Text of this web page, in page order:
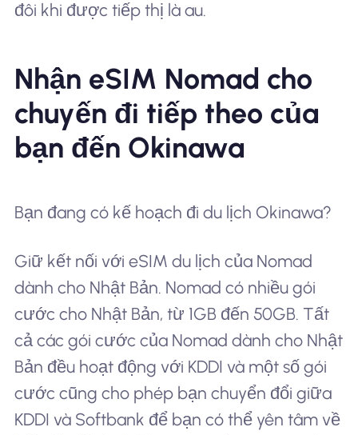
đôi khi được tiếp thị là au.
Nhận eSIM Nomad cho
chuyến đi tiếp theo của
bạn đến Okinawa
Bạn đang có kế hoạch đi du lịch Okinawa?
Giữ kết nối với eSIM du lịch của Nomad
dành cho Nhật Bản. Nomad có nhiều gói
cước cho Nhật Bản, từ 1GB đến 50GB. Tất
cả các gói cước của Nomad dành cho Nhật
Bản đều hoạt động với KDDI và một số gói
cước cũng cho phép bạn chuyển đổi giữa
KDDI và Softbank để bạn có thể yên tâm về